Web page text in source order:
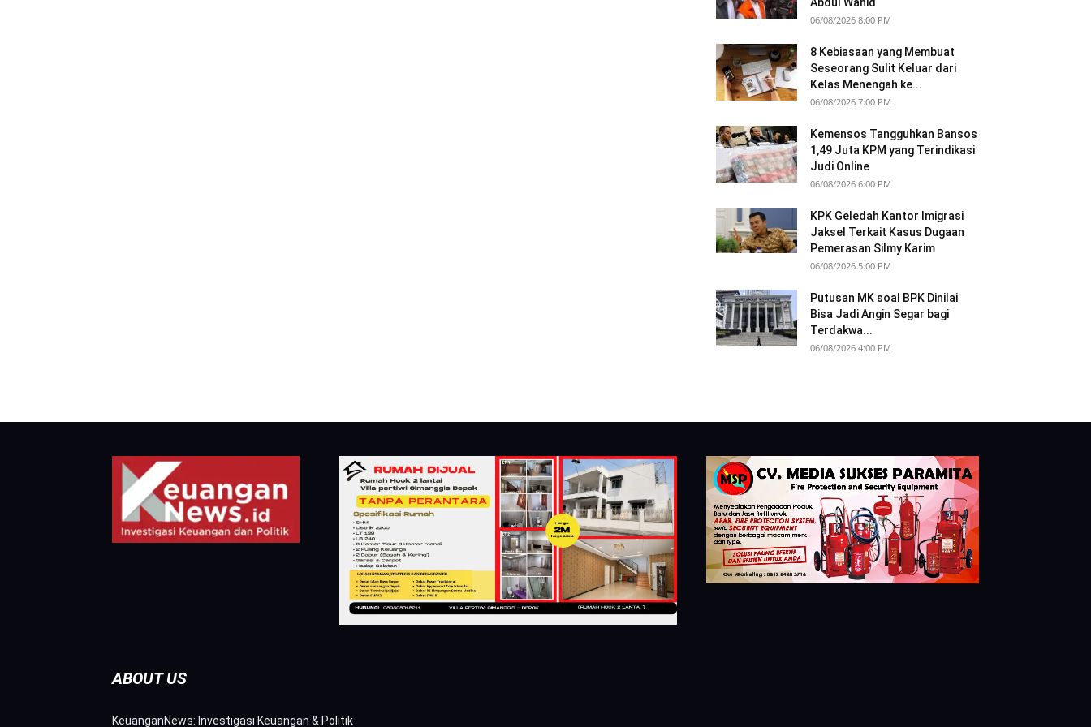
06/08/2026 8:00 PM
8 Kebiasaan yang Membuat
Seseorang Sulit Keluar dari
Kelas Menengah ke...
06/08/2026 7:00 PM
Kemensos Tangguhkan Bansos
1,49 Juta KPM yang Terindikasi
Judi Online
06/08/2026 6:00 PM
KPK Geledah Kantor Imigrasi
Jaksel Terkait Kasus Dugaan
Pemerasan Silmy Karim
06/08/2026 5:00 PM
Putusan MK soal BPK Dinilai
Bisa Jadi Angin Segar bagi
Terdakwa...
06/08/2026 4:00 PM
ABOUT US
KeuanganNews: Investigasi Keuangan & Politik